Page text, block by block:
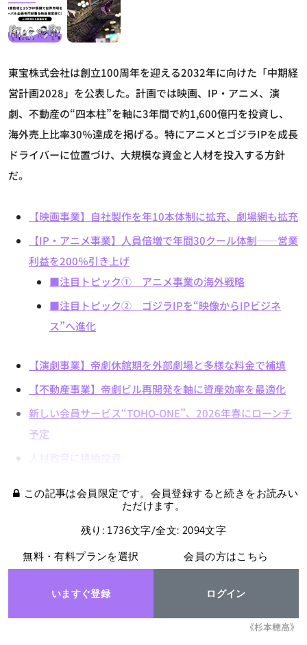
東宝株式会社は創立100周年を迎える2032年に向けた「中期経
営計画2028」を公表した。計画では映画、IP・アニメ、演
劇、不動産の“四本柱”を軸に3年間で約1,600億円を投資し、
海外売上比率30％達成を掲げる。特にアニメとゴジラIPを成長
ドライバーに位置づけ、大規模な資金と人材を投入する方針
だ。
【映画事業】自社製作を年10本体制に拡充、劇場網も拡充
【IP・アニメ事業】人員倍増で年間30クール体制──営業
利益を200％引き上げ
■注目トピック① アニメ事業の海外戦略
■注目トピック② ゴジラIPを“映像からIPビジネ
ス”へ進化
【演劇事業】帝劇休館期を外部劇場と多様な料金で補填
【不動産事業】帝劇ビル再開発を軸に資産効率を最適化
新しい会員サービス“TOHO-ONE”、2026年春にローンチ
予定
人材教育に積極投資
この記事は会員限定です。会員登録すると続きをお読みい
ただけます。
残り: 1736文字/全文: 2094文字
無料・有料プランを選択
いますぐ登録
会員の方はこちら
ログイン
《杉本穂高》